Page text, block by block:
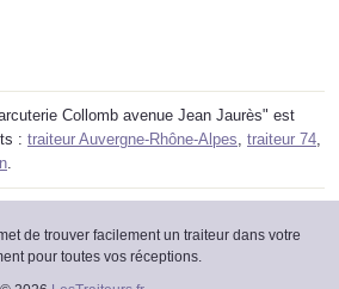
Collomb avenue Jean Jaurès" est
: traiteur Auvergne-Rhône-Alpes traiteur 74
de trouver facilement un traiteur dans votre
pour toutes vos réceptions.